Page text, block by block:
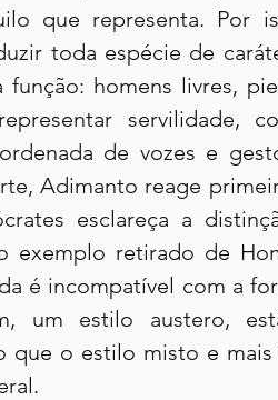
que representa. Por
toda espécie de
homens livres,
servilidade,
de vozes e
Adimanto reage
esclareça a
exemplo retirado de
é incompatível com a
um estilo austero,
que o estilo misto e mais